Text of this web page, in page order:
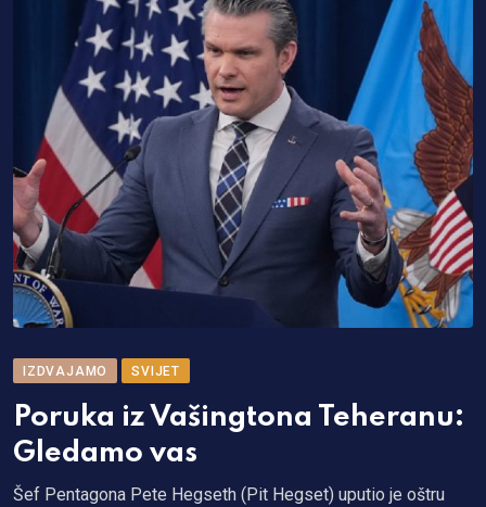
IZDVAJAMO SVIJET
Poruka iz Vašingtona Teheranu:
Gledamo vas
Šef Pentagona Pete Hegseth (Pit Hegset) uputio je oštru